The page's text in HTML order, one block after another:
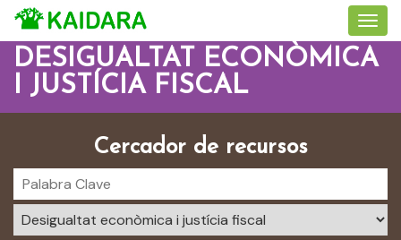
DESIGUALTAT ECONÒMICA
I JUSTÍCIA FISCAL
Cercador de recursos